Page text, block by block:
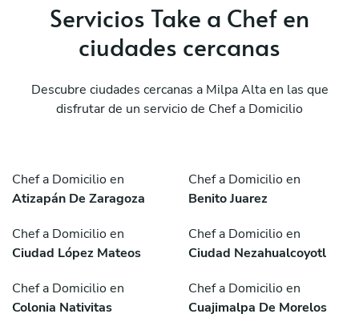
Servicios Take a Chef en
ciudades cercanas
Descubre ciudades cercanas a Milpa Alta en las que
disfrutar de un servicio de Chef a Domicilio
Chef a Domicilio en
Atizapán De Zaragoza
Chef a Domicilio en
Benito Juarez
Chef a Domicilio en
Ciudad López Mateos
Chef a Domicilio en
Ciudad Nezahualcoyotl
Chef a Domicilio en
Colonia Nativitas
Chef a Domicilio en
Cuajimalpa De Morelos